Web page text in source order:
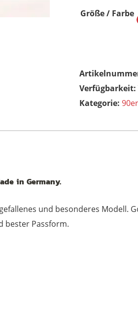
Größe / Farbe
Kategorie:
in Germany.
und besonderes Modell.
bester Passform.